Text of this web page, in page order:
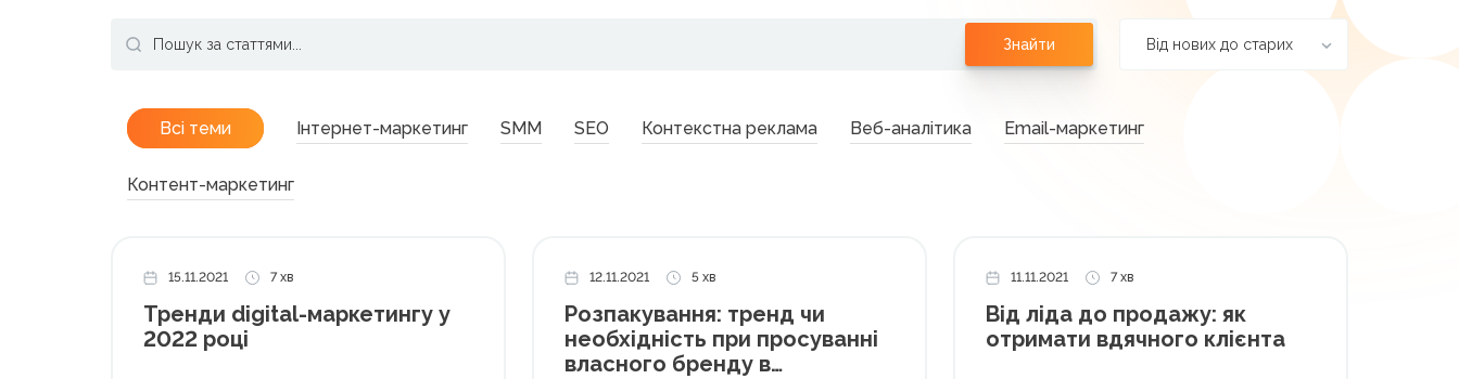
Знайти Від нових до старих
Всі теми Інтернет-маркетинг SMM SEO Контекстна реклама Веб-аналітика Email-маркетинг
Контент-маркетинг
15.11.2021 7 хв
Тренди digital-маркетингу у
2022 році
12.11.2021 5 хв
Розпакування: тренд чи
необхідність при просуванні
власного бренду в
11.11.2021 7 хв
Від ліда до продажу: як
отримати вдячного клієнта